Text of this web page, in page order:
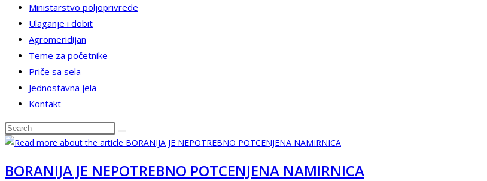
search
the
Ministarstvo poljoprivrede
Ulaganje i dobit
Agromeridijan
Teme za početnike
Priče sa sela
Jednostavna jela
Kontakt
Search
this
BORANIJA JE NEPOTREBNO POTCENJENA NAMIRNICA